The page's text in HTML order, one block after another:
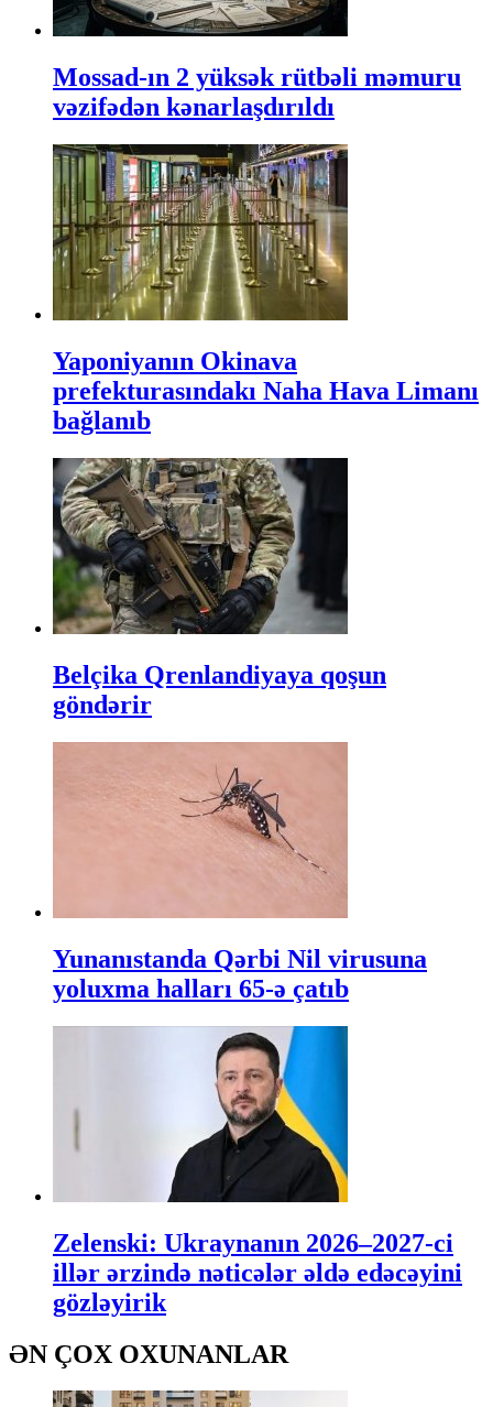
Mossad-ın 2 yüksək rütbəli məmuru
vəzifədən kənarlaşdırıldı
Yaponiyanın Okinava
prefekturasındakı Naha Hava Limanı
bağlanıb
Belçika Qrenlandiyaya qoşun
göndərir
Yunanıstanda Qərbi Nil virusuna
yoluxma halları 65-ə çatıb
Zelenski: Ukraynanın 2026–2027-ci
illər ərzində nəticələr əldə edəcəyini
gözləyirik
ƏN ÇOX OXUNANLAR